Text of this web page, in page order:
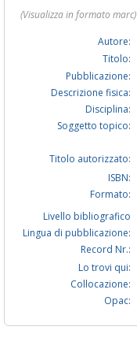
(Visualizza in formato marc)
Autore:
Titolo:
Pubblicazione:
Descrizione fisica:
Disciplina:
Soggetto topico:
Titolo autorizzato:
ISBN:
Formato:
Livello bibliografico
Lingua di pubblicazione:
Record Nr.:
Lo trovi qui:
Collocazione:
Opac: